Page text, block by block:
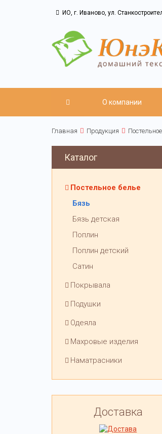
ИО, г. Иваново, ул.
О компании
Главная Продукция
Каталог
Постельное белье
Бязь
Бязь детская
Поплин
Поплин детский
Сатин
Покрывала
Подушки
Одеяла
Махровые изделия
Наматрасники
Доставка